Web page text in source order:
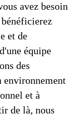
avez besoin
et de
équipe
des
environnement
et à
de là, nous